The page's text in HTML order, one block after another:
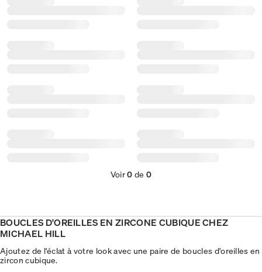
Voir0 de 0
BOUCLES D'OREILLES EN ZIRCONE CUBIQUE CHEZ
MICHAEL HILL
Ajoutez de l'éclat à votre look avec une paire de boucles d'oreilles en
zircon cubique.